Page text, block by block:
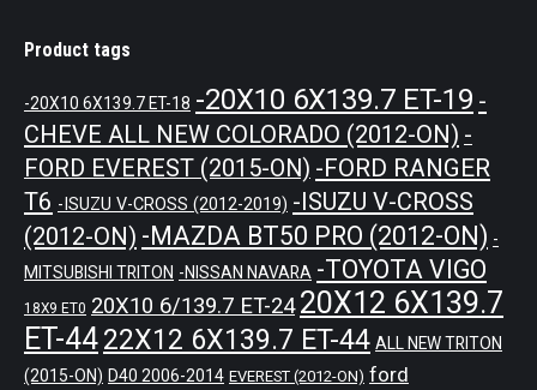
Product tags
-20X10 6X139.7 ET-18 -20X10 6X139.7 ET-19 -
CHEVE ALL NEW COLORADO (2012-ON) -
FORD EVEREST (2015-ON) -FORD RANGER
T6 -ISUZU V-CROSS (2012-2019) -ISUZU V-CROSS
(2012-ON) -MAZDA BT50 PRO (2012-ON) -
MITSUBISHI TRITON -NISSAN NAVARA -TOYOTA VIGO
18X9 ET0 20X10 6/139.7 ET-24 20X12 6X139.7
ET-4422X12 6X139.7 ET-44 ALL NEW TRITON
(2015-ON) D40 2006-2014 EVEREST (2012-ON) ford